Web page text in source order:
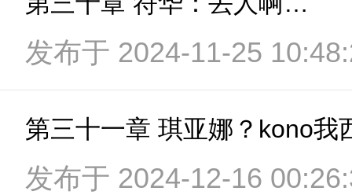
发布于 2024-11-25
第三十一章 琪亚娜？kono我
发布于 2024-12-16